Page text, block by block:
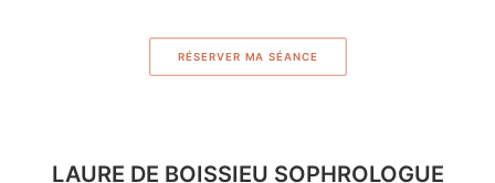
RÉSERVER MA SÉANCE
LAURE DE BOISSIEU SOPHROLOGUE